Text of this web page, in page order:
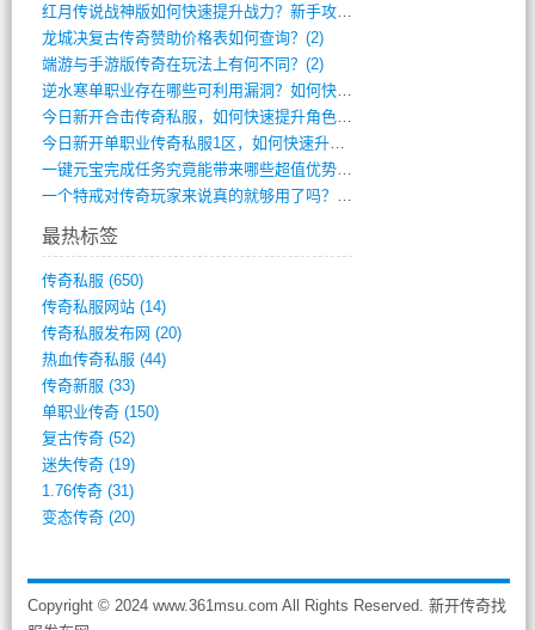
红月传说战神版如何快速提升战力？新手攻略(3)
龙城决复古传奇赞助价格表如何查询？(2)
端游与手游版传奇在玩法上有何不同？(2)
逆水寒单职业存在哪些可利用漏洞？如何快速(1)
今日新开合击传奇私服，如何快速提升角色战(0)
今日新开单职业传奇私服1区，如何快速升级(0)
一键元宝完成任务究竟能带来哪些超值优势？(0)
一个特戒对传奇玩家来说真的就够用了吗？(0)
最热标签
传奇私服 (650)
传奇私服网站(14)
传奇私服发布网 (20)
热血传奇私服 (44)
传奇新服 (33)
单职业传奇(150)
复古传奇(52)
迷失传奇(19)
1.76传奇(31)
变态传奇(20)
Copyright © 2024 www.361msu.com All Rights Reserved. 新开传奇找